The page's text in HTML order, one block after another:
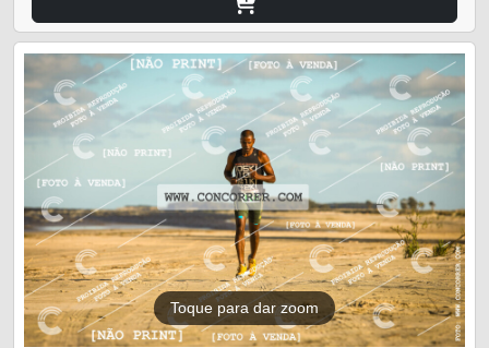
Toque para dar zoom